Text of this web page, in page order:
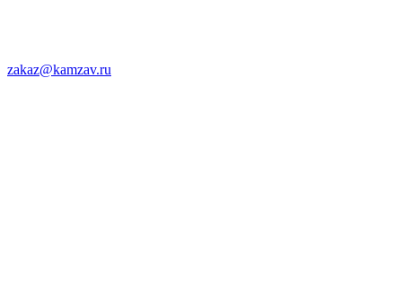
zakaz@kamzav.ru